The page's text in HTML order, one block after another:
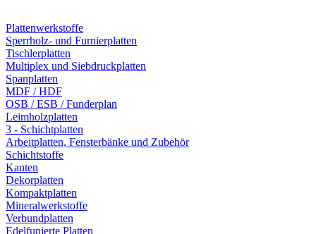
Plattenwerkstoffe
Sperrholz- und Furnierplatten
Tischlerplatten
Multiplex und Siebdruckplatten
Spanplatten
MDF / HDF
OSB / ESB / Funderplan
Leimholzplatten
3 - Schichtplatten
Arbeitplatten, Fensterbänke und Zubehör
Schichtstoffe
Kanten
Dekorplatten
Kompaktplatten
Mineralwerkstoffe
Verbundplatten
Edelfunierte Platten